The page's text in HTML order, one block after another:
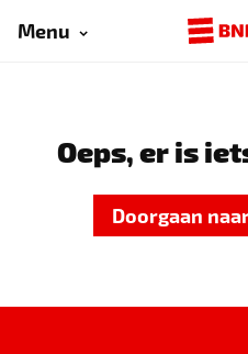
Menu
Oeps, er is
Doorgaan